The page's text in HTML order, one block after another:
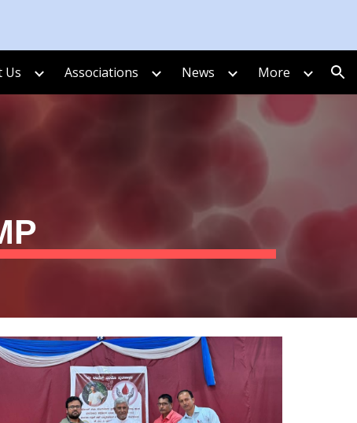
Us Associations News More